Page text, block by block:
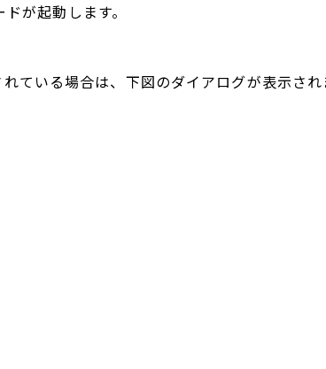
が起動します。
ている場合は、下図のダイアログが表示さ